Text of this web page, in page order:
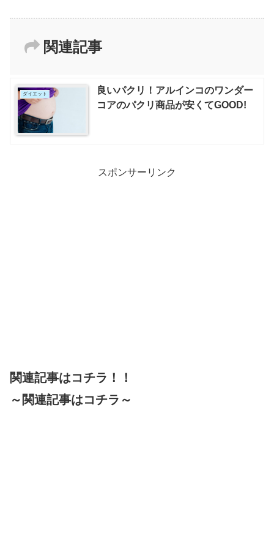
関連記事
ダイエット
良いパクリ！アルインコのワンダー
コアのパクリ商品が安くてGOOD!
スポンサーリンク
関連記事はコチラ！！
～関連記事はコチラ～